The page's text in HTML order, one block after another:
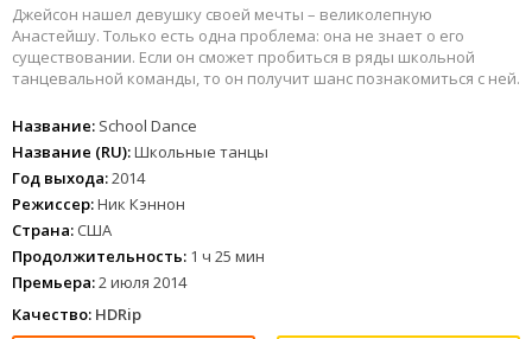
Джейсон нашел девушку своей мечты – великолепную
Анастейшу. Только есть одна проблема: она не знает о его
существовании. Если он сможет пробиться в ряды школьной
танцевальной команды, то он получит шанс познакомиться с ней.
Название: School Dance
Название (RU):Школьные танцы
Год выхода:2014
Режиссер:Ник Кэннон
Страна: США
Продолжительность: 1 ч 25 мин
Премьера:2 июля 2014
Качество: HDRip